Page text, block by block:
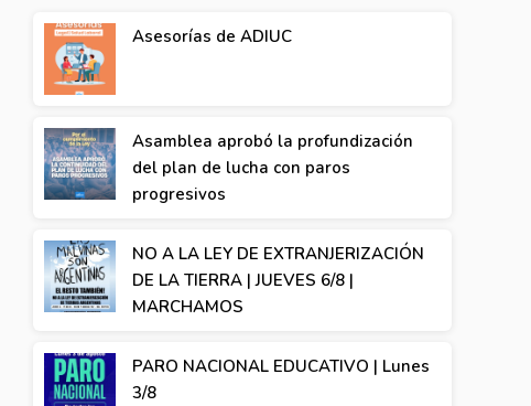
Asesorías de ADIUC
Asamblea aprobó la profundización
del plan de lucha con paros
progresivos
NO A LA LEY DE EXTRANJERIZACIÓN
DE LA TIERRA | JUEVES 6/8 |
MARCHAMOS
PARO NACIONAL EDUCATIVO | Lunes
3/8